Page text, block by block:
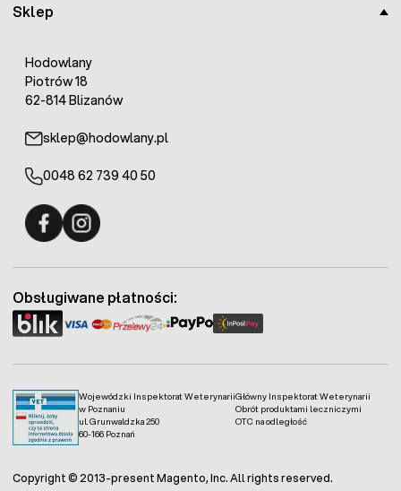
Sklep
Hodowlany
Piotrów 18
62-814 Blizanów
sklep@hodowlany.pl
0048 62 739 40 50
Wojewódzki Inspektorat Weterynarii
w Poznaniu
ul. Grunwaldzka 250
60-166 Poznań
Główny Inspektorat Weterynarii
Obrót produktami leczniczymi
OTC na odległość
Obsługiwane płatności:
Copyright © 2013-present Magento, Inc. All rights reserved.